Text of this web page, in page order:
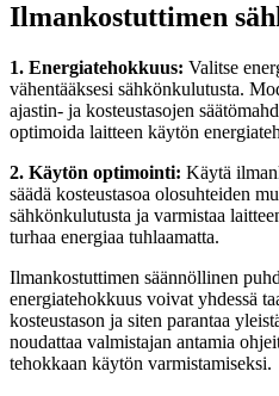
Ilmankostuttimen
1. Energiatehokkuus: Valitse
vähentääksesi sähkönkulutusta.
ajastin- ja kosteustasojen
optimoida laitteen käytön
2. Käytön optimointi: Käytä
säädä kosteustasoa olosuhteiden
sähkönkulutusta ja varmistaa
turhaa energiaa tuhlaamatta.
Ilmankostuttimen säännöllinen
energiatehokkuus voivat yhdessä
kosteustason ja siten parantaa
noudattaa valmistajan antamia
tehokkaan käytön varmistamiseksi.